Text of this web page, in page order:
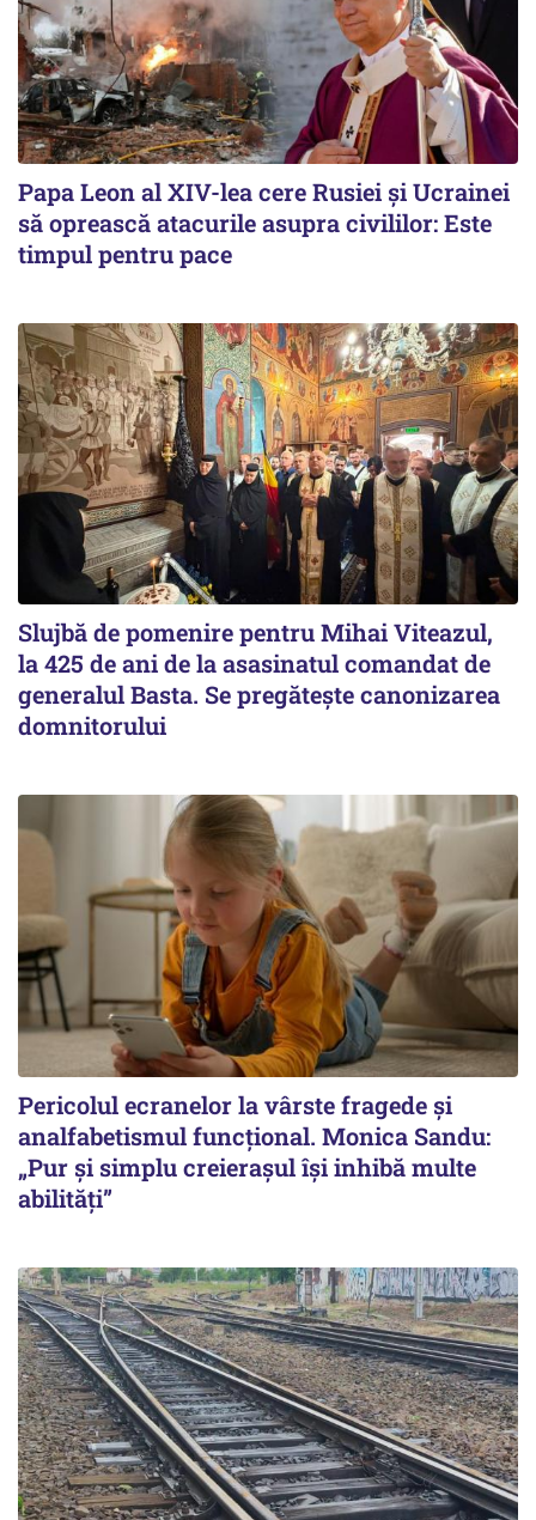
Papa Leon al XIV-lea cere Rusiei și Ucrainei
să oprească atacurile asupra civililor: Este
timpul pentru pace
Slujbă de pomenire pentru Mihai Viteazul,
la 425 de ani de la asasinatul comandat de
generalul Basta. Se pregătește canonizarea
domnitorului
Pericolul ecranelor la vârste fragede și
analfabetismul funcțional. Monica Sandu:
„Pur și simplu creierașul își inhibă multe
abilități”